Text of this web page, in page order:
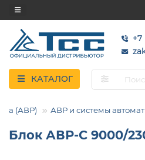
КАТАЛОГ
(АВР) АВР и системы
Блок АВР-С 9000/